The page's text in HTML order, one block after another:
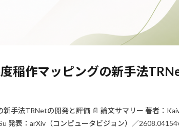
稲作マッピングの新手法
手法TRNetの開発と評価 📄 論文サマリー 著者：
発表：arXiv（コンピュータビジョン）／